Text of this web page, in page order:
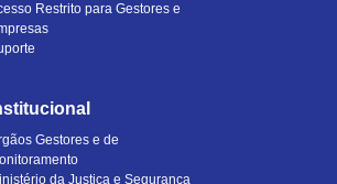
Restrito para Gestores e
Gestores e de
da Justiça e Segurança